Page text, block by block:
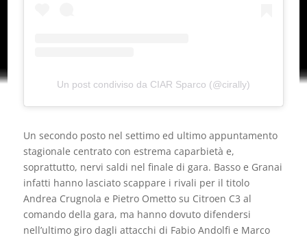
Un post condiviso da CIAR Sparco (@cirally)
Un secondo posto nel settimo ed ultimo appuntamento
stagionale centrato con estrema caparbietà e,
soprattutto, nervi saldi nel finale di gara. Basso e Granai
infatti hanno lasciato scappare i rivali per il titolo
Andrea Crugnola e Pietro Ometto su Citroen C3 al
comando della gara, ma hanno dovuto difendersi
nell’ultimo giro dagli attacchi di Fabio Andolfi e Marco